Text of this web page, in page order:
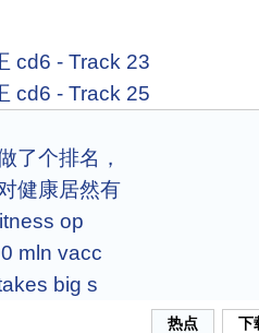
cd6 - Track 23
cd6 - Track 25
了个排名，
健康居然有
op
mln vacc
big s
热点 下